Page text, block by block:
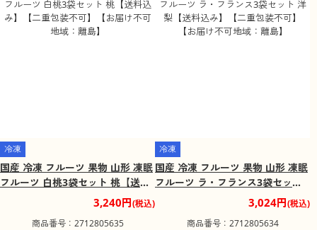
冷凍
国産 冷凍 フルーツ 果物 山形 凍眠
フルーツ 白桃3袋セット 桃【送料
込み】【二重包装不可】【お届け
3,240円(税込)
商品番号：2712805635
冷凍
国産 冷凍 フルーツ 果物 山形 凍眠
フルーツ ラ・フランス3袋セット
洋梨【送料込み】【二重包装不
可】【お届け不可地域：離島】
3,024円(税込)
商品番号：2712805634